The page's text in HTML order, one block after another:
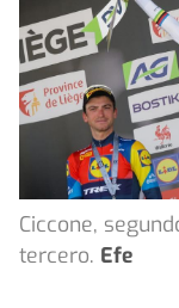
Ciccone,
tercero. Efe